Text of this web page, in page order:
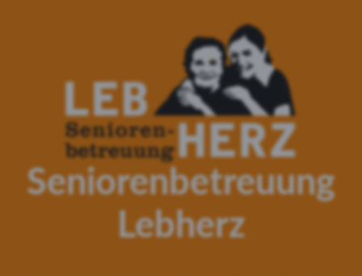
Seniorenbetreuung
Lebherz